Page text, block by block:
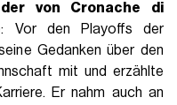
von Cronache di
Vor den Playoffs der
Gedanken über den
mit und erzählte
Er nahm auch an